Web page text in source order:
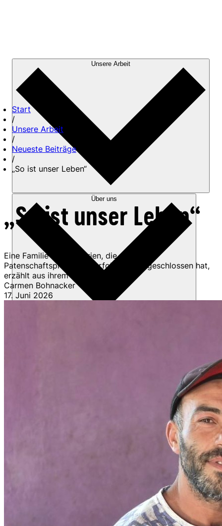
Unsere Arbeit
Über uns
Start
/
Unsere Arbeit
/
Neueste Beiträge
/
„So ist unser Leben“
„So ist unser Leben“
Eine Familie aus Bulgarien, die das
Patenschaftsprogramm erfolgreich abgeschlossen hat,
erzählt aus ihrem Alltag.
Carmen Bohnacker
17. Juni 2026